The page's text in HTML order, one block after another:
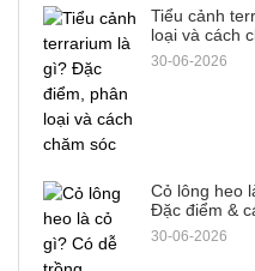
Tiểu cảnh
loại và cách
30-06-2026
Cỏ lông heo
Đặc điểm &
30-06-2026